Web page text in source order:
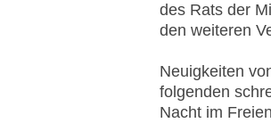
des Rats der
den weiteren
Neuigkeiten
folgenden
Nacht im